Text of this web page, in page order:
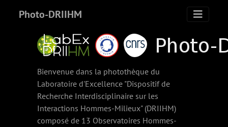
Photo-DRIIHM
Bienvenue dans la photothèque du
Laboratoire d'Excellence "Dispositif de
Recherche Interdisciplinaire sur les
Interactions Hommes-Milieux" (DRIIHM)
composé de 13 Observatoires Hommes-